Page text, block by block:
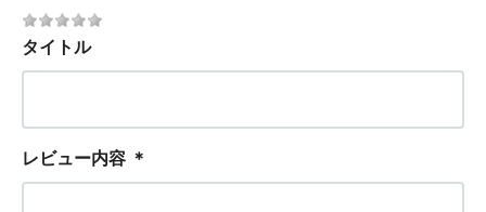
タイトル
レビュー内容 ＊